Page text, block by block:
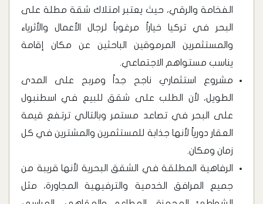
الفخامة والرقي، حيث يعتبر امتلاك شقة مطلة على
البحر في تركيا خياراً مرغوباً لرجال الأعمال والأثرياء
والمستثمرين المرموقين الباحثين عن مكان إقامة
يناسب مستواهم الاجتماعي.
مشروع استثماري ناجح جداً ومربح على المدى
الطويل، لأن الطلب على شقق للبيع في اسطنبول
على البحر في تصاعد مستمر وبالتالي ترتفع قيمة
العقار دورياً لأنها جذابة للمستثمرين والمشترين في كل
زمان ومكان.
الرفاهية المطلقة في الشقق البحرية لأنها قريبة من
جميع المرافق الخدمية والترفيهية المجاورة، مثل